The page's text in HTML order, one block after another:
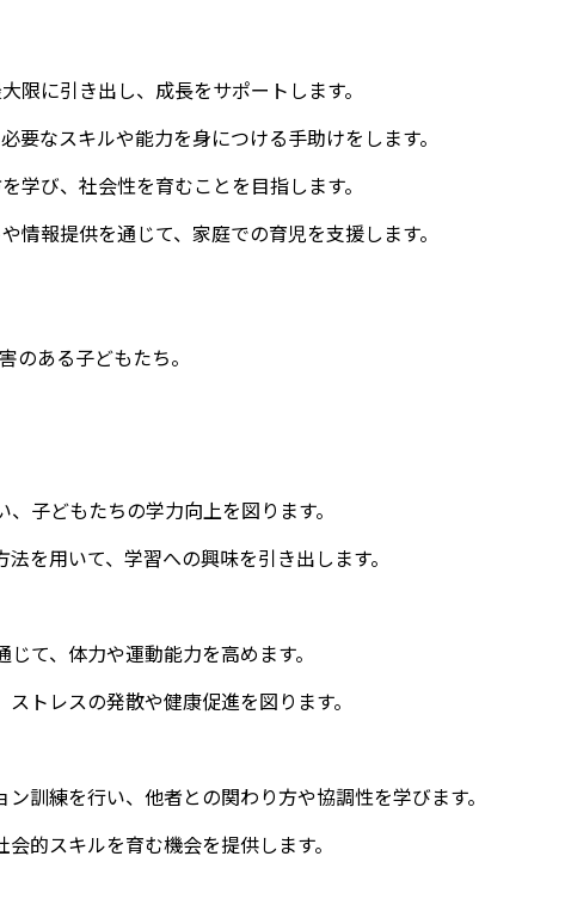
限に引き出し、成長をサポートします。
要なスキルや能力を身につける手助けをします。
学び、社会性を育むことを目指します。
情報提供を通じて、家庭での育児を支援します。
のある子どもたち。
子どもたちの学力向上を図ります。
を用いて、学習への興味を引き出します。
て、体力や運動能力を高めます。
トレスの発散や健康促進を図ります。
訓練を行い、他者との関わり方や協調性を学びます。
的スキルを育む機会を提供します。